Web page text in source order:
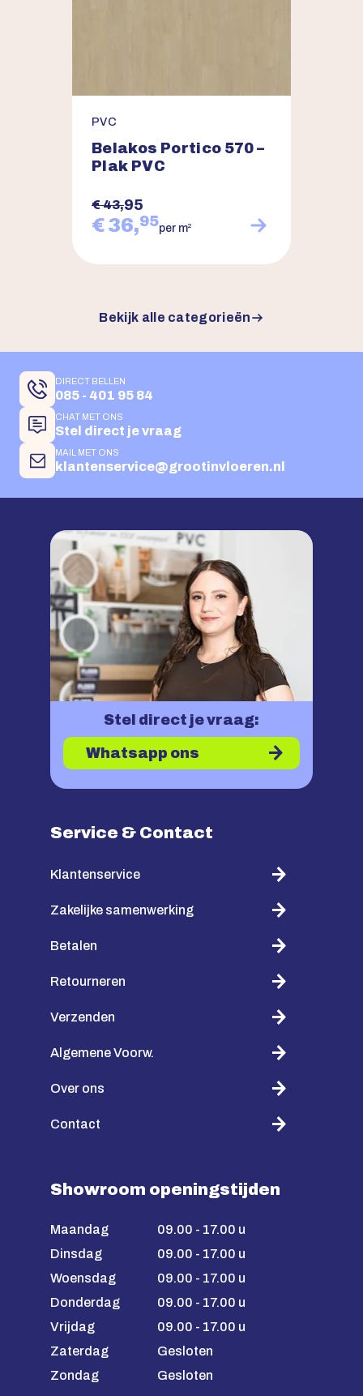
PVC
Belakos Portico 570 –
Plak PVC
€ 43,95
€ 36,95per m2
Bekijk alle categorieën
DIRECT BELLEN
085 - 401 95 84
CHAT MET ONS
Stel direct je vraag
MAIL MET ONS
klantenservice@grootinvloeren.nl
Stel direct je vraag:
Whatsapp ons
Service & Contact
Klantenservice
Zakelijke samenwerking
Betalen
Retourneren
Verzenden
Algemene Voorw.
Over ons
Contact
Showroom openingstijden
Maandag
09.00 - 17.00 u
Dinsdag
09.00 - 17.00 u
Woensdag
09.00 - 17.00 u
Donderdag
09.00 - 17.00 u
Vrijdag
09.00 - 17.00 u
Zaterdag
Gesloten
Zondag
Gesloten